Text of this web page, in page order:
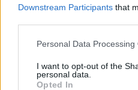
Downstream Participants that
Personal Data Processing
I want to opt-out of the
personal data.
Opted In
32 laipsnių šilumos
Žinios | Orai